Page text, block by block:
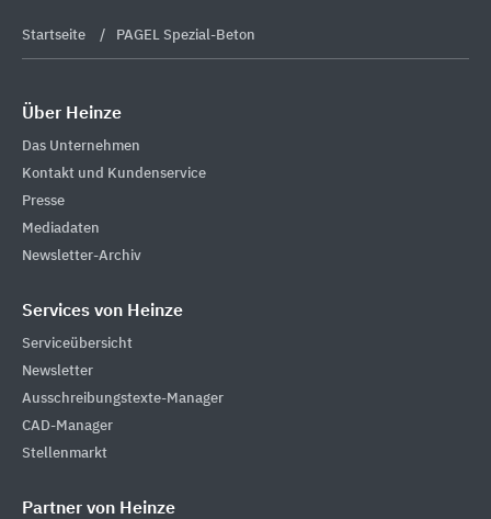
Startseite PAGEL Spezial-Beton
Über Heinze
Das Unternehmen
Kontakt und Kundenservice
Presse
Mediadaten
Newsletter-Archiv
Services von Heinze
Serviceübersicht
Newsletter
Ausschreibungstexte-Manager
CAD-Manager
Stellenmarkt
Partner von Heinze